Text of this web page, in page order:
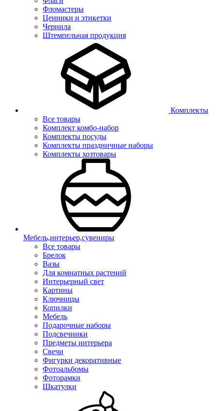
Фломастеры
Ценники и этикетки
Чернила
Штемпельная продукция
Комплекты
Все товары
Комплект комбо-набор
Комплекты посуды
Комплекты праздничные наборы
Комплекты хозтовары
Мебель,интерьер,сувениры
Все товары
Брелок
Вазы
Для комнатных растений
Интерьерный свет
Картины
Ключницы
Копилки
Мебель
Подарочные наборы
Подсвечники
Предметы интерьера
Свечи
Фигурки декоративные
Фотоальбомы
Фоторамки
Шкатулки